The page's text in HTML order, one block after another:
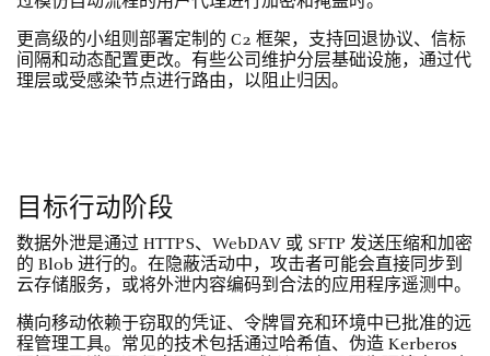
更高级的小组则部署定制的 C2 框架，支持回退协议、信标
间隔和动态配置更改。有些公司维护分层基础设施，通过代
理层或受感染节点进行路由，以阻止归因。
目标行动阶段
数据外泄是通过 HTTPS、WebDAV 或 SFTP 发送压缩和加密
的 Blob 进行的。在隐蔽活动中，攻击者可能会直接同步到
云存储服务，或将外泄内容编码到合法的应用程序遥测中。
横向移动依赖于窃取的凭证、令牌冒充和环境中已批准的远
程管理工具。常见的技术包括通过哈希值、伪造 Kerberos